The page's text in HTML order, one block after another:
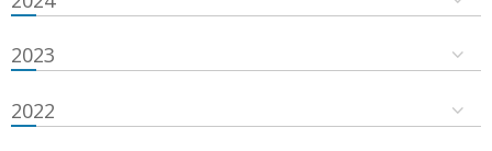
2023
2022